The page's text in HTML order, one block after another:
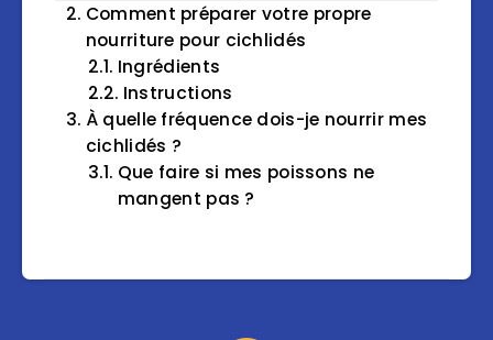
Comment préparer votre propre
nourriture pour cichlidés
Ingrédients
Instructions
À quelle fréquence dois-je nourrir mes
cichlidés ?
Que faire si mes poissons ne
mangent pas ?